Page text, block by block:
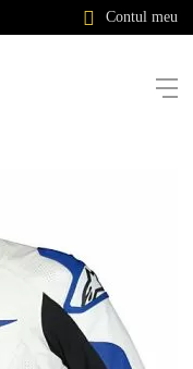
Contul meu